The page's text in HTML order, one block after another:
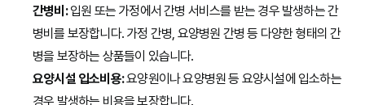
간병비:입원 또는 가정에서 간병 서비스를 받는 경우 발생하는 간
병비를 보장합니다. 가정 간병, 요양병원 간병 등 다양한 형태의 간
병을 보장하는 상품들이 있습니다.
요양시설 입소비용:요양원이나 요양병원 등 요양시설에 입소하는
경우 발생하는 비용을 보장합니다.